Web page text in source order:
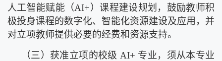
人工智能赋能（AI+）课程建设规划，鼓励教师积
极投身课程的数字化、智能化资源建设及应用，并
对立项教师提供必要的经费和资源支持。
（三） 获准立项的校级 AI+ 专业，须从本专业